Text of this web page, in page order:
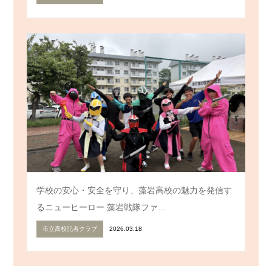
学校の安心・安全を守り、藻岩高校の魅力を発信す
るニューヒーロー 藻岩戦隊ファ…
市立高校記者クラブ 2026.03.18